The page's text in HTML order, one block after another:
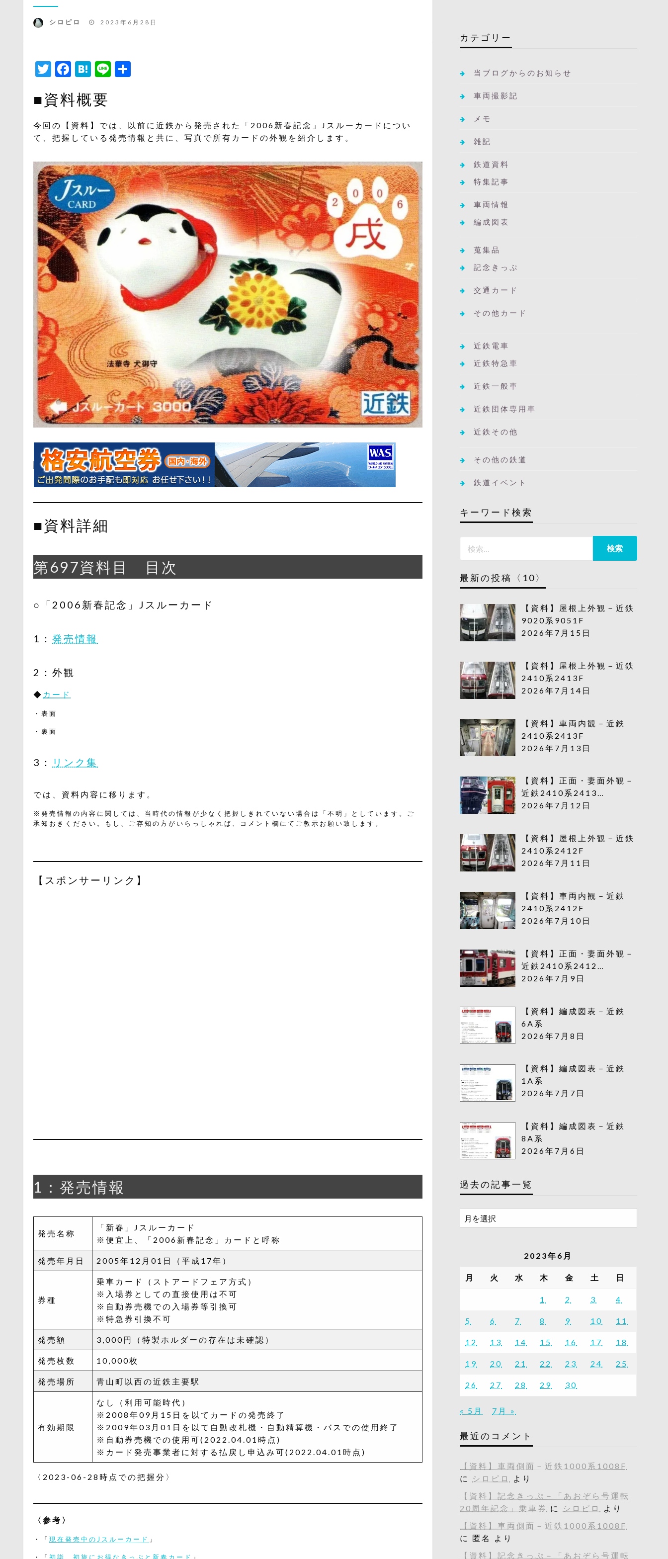
シロピロ
投
2023年6月28日
Twitter
Facebook
Hatena
Line
■資料概要
今回の【資料】では、以前に近鉄から発売された「2006新春記念」Jスルーカードについ
て、把握している発売情報と共に、写真で所有カードの外観を紹介します。
■資料詳細
第697資料目 目次
○「2006新春記念」Jスルーカード
1： 発売情報
2：外観
◆ カード
・表面
・裏面
3： リンク集
では、資料内容に移ります。
※発売情報の内容に関しては、当時代の情報が少なく把握しきれていない場合は「不明」としています。ご
承知おきください。もし、ご存知の方がいらっしゃれば、コメント欄にてご教示お願い致します。
【スポンサーリンク】
1：発売情報
発売名称
「新春」Jスルーカード
※便宜上、「2006新春記念」カードと呼称
発売年月日 2005年12月01日（平成17年）
券種
乗車カード（ストアードフェア方式）
※入場券としての直接使用は不可
※自動券売機での入場券等引換可
※特急券引換不可
発売額 3,000円（特製ホルダーの存在は未確認）
発売枚数 10,000枚
発売場所 青山町以西の近鉄主要駅
有効期限
なし（利用可能時代）
※2008年09月15日を以てカードの発売終了
※2009年03月01日を以て自動改札機・自動精算機・バスでの使用終了
※自動券売機での使用可(2022.04.01時点)
※カード発売事業者に対する払戻し申込み可(2022.04.01時点)
〈2023-06-28時点での把握分〉
〈参考〉
・「 現在発売中のJスルーカード 」
・「 初詣、初旅にお得なきっぷと新春カード 」
カテゴリー
当ブログからのお知らせ
車両撮影記
メモ
雑記
鉄道資料
特集記事
車両情報
編成図表
蒐集品
記念きっぷ
交通カード
その他カード
近鉄電車
近鉄特急車
近鉄一般車
近鉄団体専用車
近鉄その他
その他の鉄道
鉄道イベント
キーワード検索
最新の投稿〈10〉
【資料】屋根上外観－近鉄
9020系9051F
2026年7月15日
【資料】屋根上外観－近鉄
2410系2413F
2026年7月14日
【資料】車両内観－近鉄
2410系2413F
2026年7月13日
【資料】正面・妻面外観－
近鉄2410系2413…
2026年7月12日
【資料】屋根上外観－近鉄
2410系2412F
2026年7月11日
【資料】車両内観－近鉄
2410系2412F
2026年7月10日
【資料】正面・妻面外観－
近鉄2410系2412…
2026年7月9日
【資料】編成図表－近鉄
6A系
2026年7月8日
【資料】編成図表－近鉄
1A系
2026年7月7日
【資料】編成図表－近鉄
8A系
2026年7月6日
過去の記事一覧
過
去
一
2023年6月
月 火 水 木 金 土 日
1 2 3 4
5 6 7 8 9 10 11
12 13 14 15 16 17 18
19 20 21 22 23 24 25
26 27 28 29 30
« 5月 7月 »
最近のコメント
【資料】車両側面－近鉄1000系1008F
に シロピロ
より
【資料】記念きっぷ－「あおぞら号運転
20周年記念」乗車券 に シロピロ
より
【資料】車両側面－近鉄1000系1008F
に 匿名
より
【資料】記念きっぷ－「あおぞら号運転